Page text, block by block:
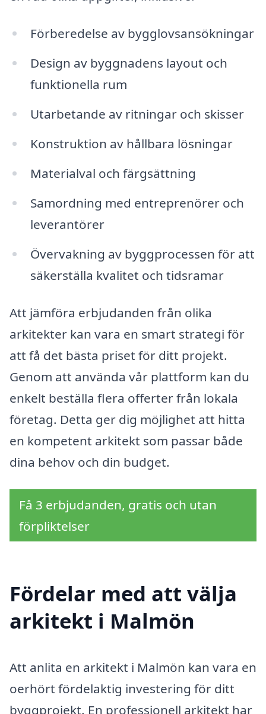
Förberedelse av bygglovsansökningar
Design av byggnadens layout och
funktionella rum
Utarbetande av ritningar och skisser
Konstruktion av hållbara lösningar
Materialval och färgsättning
Samordning med entreprenörer och
leverantörer
Övervakning av byggprocessen för att
säkerställa kvalitet och tidsramar
Att jämföra erbjudanden från olika
arkitekter kan vara en smart strategi för
att få det bästa priset för ditt projekt.
Genom att använda vår plattform kan du
enkelt beställa flera offerter från lokala
företag. Detta ger dig möjlighet att hitta
en kompetent arkitekt som passar både
dina behov och din budget.
Få 3 erbjudanden, gratis och utan
förpliktelser
Fördelar med att välja
arkitekt i Malmön
Att anlita en arkitekt i Malmön kan vara en
oerhört fördelaktig investering för ditt
byggprojekt. En professionell arkitekt har